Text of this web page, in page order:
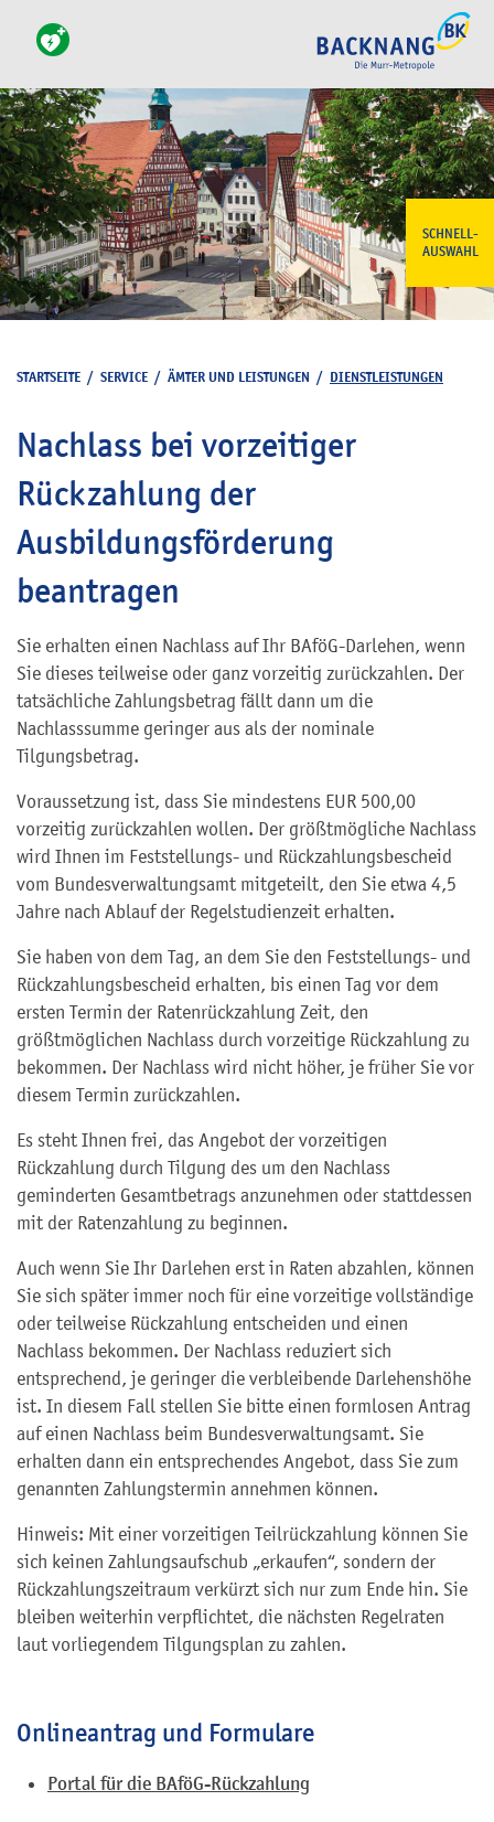
SCHNELL-
AUSWAHL
STARTSEITE / SERVICE / ÄMTER UND LEISTUNGEN / DIENSTLEISTUNGEN
Nachlass bei vorzeitiger
Rückzahlung der
Ausbildungsförderung
beantragen
Sie erhalten einen Nachlass auf Ihr BAföG-Darlehen, wenn
Sie dieses teilweise oder ganz vorzeitig zurückzahlen. Der
tatsächliche Zahlungsbetrag fällt dann um die
Nachlasssumme geringer aus als der nominale
Tilgungsbetrag.
Voraussetzung ist, dass Sie mindestens EUR 500,00
vorzeitig zurückzahlen wollen. Der größtmögliche Nachlass
wird Ihnen im Feststellungs- und Rückzahlungsbescheid
vom Bundesverwaltungsamt mitgeteilt, den Sie etwa 4,5
Jahre nach Ablauf der Regelstudienzeit erhalten.
Sie haben von dem Tag, an dem Sie den Feststellungs- und
Rückzahlungsbescheid erhalten, bis einen Tag vor dem
ersten Termin der Ratenrückzahlung Zeit, den
größtmöglichen Nachlass durch vorzeitige Rückzahlung zu
bekommen. Der Nachlass wird nicht höher, je früher Sie vor
diesem Termin zurückzahlen.
Es steht Ihnen frei, das Angebot der vorzeitigen
Rückzahlung durch Tilgung des um den Nachlass
geminderten Gesamtbetrags anzunehmen oder stattdessen
mit der Ratenzahlung zu beginnen.
Auch wenn Sie Ihr Darlehen erst in Raten abzahlen, können
Sie sich später immer noch für eine vorzeitige vollständige
oder teilweise Rückzahlung entscheiden und einen
Nachlass bekommen. Der Nachlass reduziert sich
entsprechend, je geringer die verbleibende Darlehenshöhe
ist. In diesem Fall stellen Sie bitte einen formlosen Antrag
auf einen Nachlass beim Bundesverwaltungsamt. Sie
erhalten dann ein entsprechendes Angebot, dass Sie zum
genannten Zahlungstermin annehmen können.
Hinweis: Mit einer vorzeitigen Teilrückzahlung können Sie
sich keinen Zahlungsaufschub „erkaufen“, sondern der
Rückzahlungszeitraum verkürzt sich nur zum Ende hin. Sie
bleiben weiterhin verpflichtet, die nächsten Regelraten
laut vorliegendem Tilgungsplan zu zahlen.
Onlineantrag und Formulare
Portal für die BAföG-Rückzahlung